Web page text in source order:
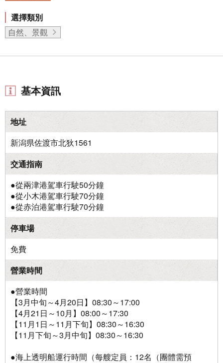
選擇類別
自然、景觀
基本資訊
地址
新潟県佐渡市北狄1561
交通指南
●從兩津港駕車行駛50分鐘
●從小木港駕車行駛70分鐘
●從赤泊港駕車行駛70分鐘
停車場
免費
營業時間
●營業時間
【3月中旬～4月20日】08:30～17:00
【4月21日～10月】08:00～17:30
【11月1日～11月下旬】08:30～16:30
【11月下旬～3月中旬】08:30～16:30
●海上透明船運行時間（每艘定員：12名（團體需預